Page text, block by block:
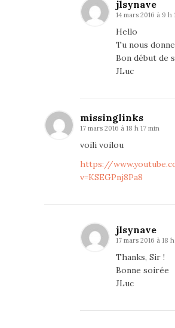
jlsynave
14 mars 2016 à 9 h
Hello
Tu nous
Bon début de
JLuc
missinglinks
17 mars 2016 à 18 h 17 min
voili voilou
https://
v=KSEGPnj8Pa8
jlsynave
17 mars 2016 à 18
Thanks, Sir !
Bonne soirée
JLuc